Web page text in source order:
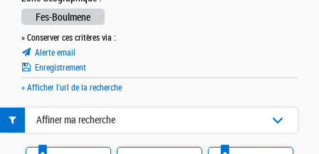
Fes-Boulmene
» Conserver ces critères via :
Alerte email
Enregistrement
» Afficher l'url de la recherche
Affiner ma recherche